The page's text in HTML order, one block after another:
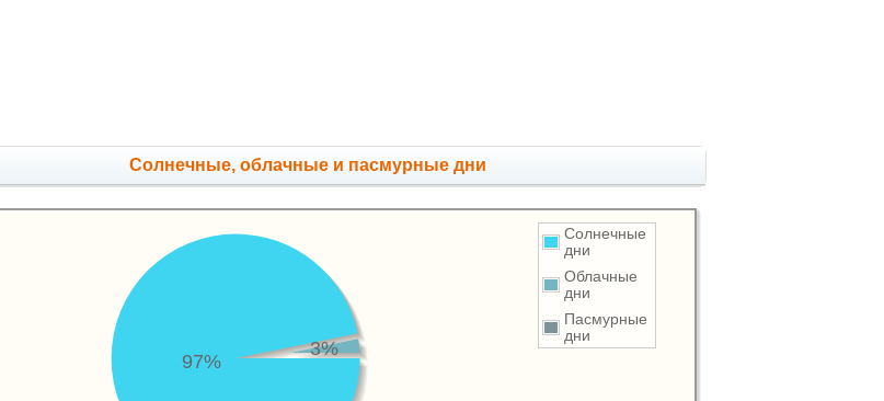
Cолнечные, облачные и пасмурные дни
Солнечные
дни
Облачные
дни
Пасмурные
дни
97%
3%